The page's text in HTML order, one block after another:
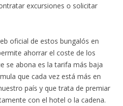
excursiones o solicitar
oficial de estos bungalós en
ahorrar el coste de los
se abona es la tarifa más baja
que cada vez está más en
país y que trata de premiar
con el hotel o la cadena.